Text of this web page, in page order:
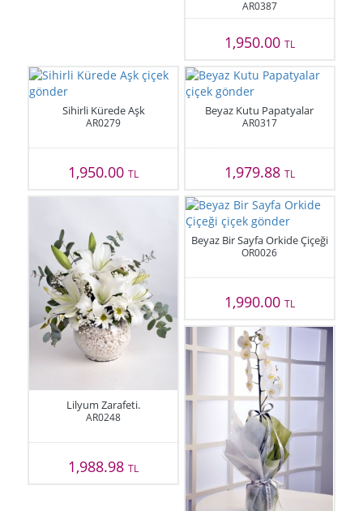
AR0387
1,950.00 TL
Sihirli Kürede Aşk
AR0279
1,950.00TL
Beyaz Kutu Papatyalar
AR0317
1,979.88 TL
Lilyum Zarafeti.
AR0248
1,988.98TL
Beyaz Bir Sayfa Orkide Çiçeği
OR0026
1,990.00 TL